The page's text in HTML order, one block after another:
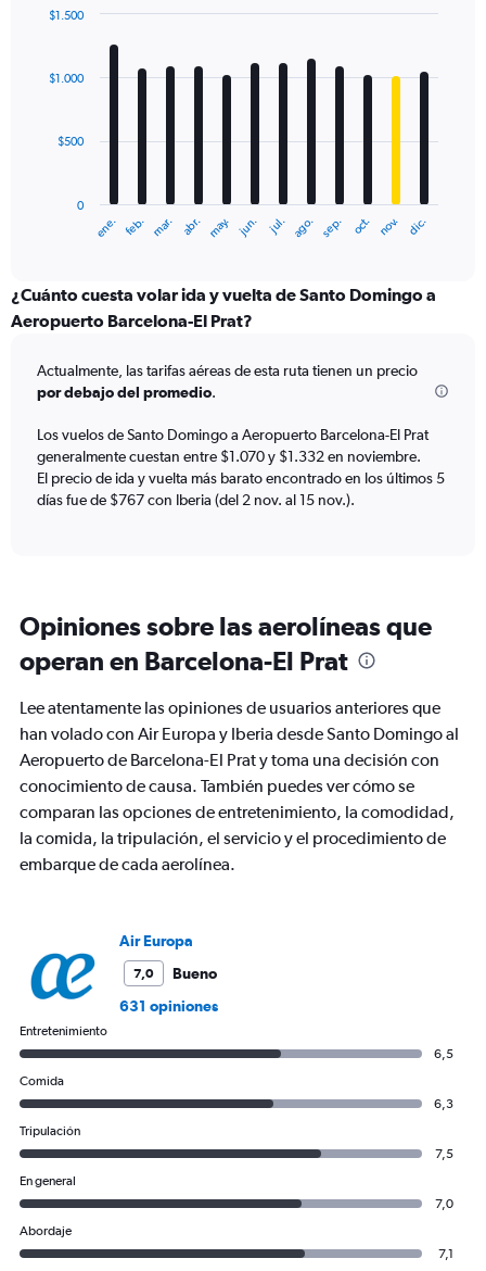
values.
to
with
12
The
categories.
Range:
12
The
chart
1
Y
axis
displaying
ene. feb. mar. abr. may. jun. jul. ago. sep. oct. nov. dic.
0
$500
$1.000
$1.500
¿Cuánto cuesta volar ida y vuelta de Santo Domingo a
Aeropuerto Barcelona-El Prat?
Actualmente, las tarifas aéreas de esta ruta tienen un precio
por debajo del promedio.
Los vuelos de Santo Domingo a Aeropuerto Barcelona-El Prat
generalmente cuestan entre $1.070 y $1.332 en noviembre.
El precio de ida y vuelta más barato encontrado en los últimos 5
días fue de $767 con Iberia (del 2 nov. al 15 nov.).
Opiniones sobre las aerolíneas que
operan en Barcelona-El Prat
Lee atentamente las opiniones de usuarios anteriores que
han volado con Air Europa y Iberia desde Santo Domingo al
Aeropuerto de Barcelona-El Prat y toma una decisión con
conocimiento de causa. También puedes ver cómo se
comparan las opciones de entretenimiento, la comodidad,
la comida, la tripulación, el servicio y el procedimiento de
embarque de cada aerolínea.
Air Europa
7,0
Bueno
631 opiniones
Entretenimiento
6,5
Comida
6,3
Tripulación
7,5
En general
7,0
Abordaje
7,1